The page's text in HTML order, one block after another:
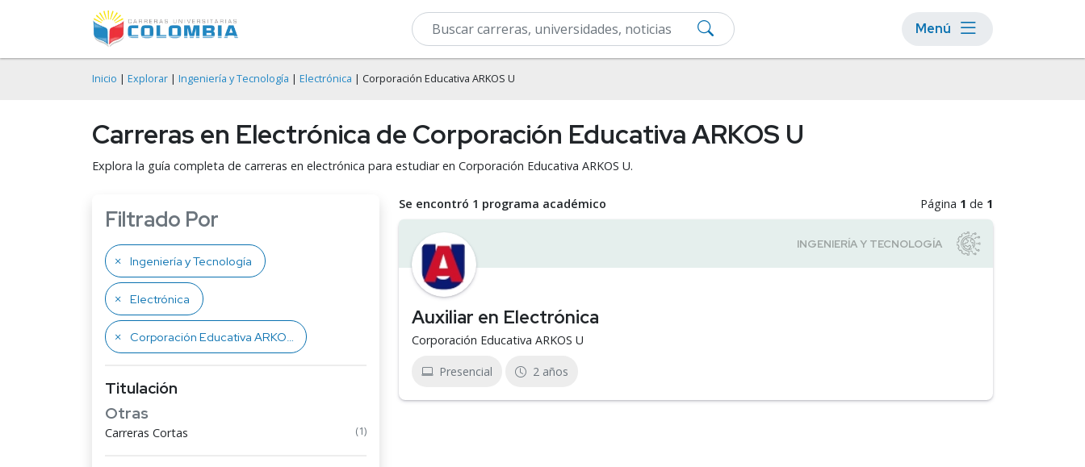
Menú
Inicio | Explorar | Ingeniería y Tecnología | Electrónica | Corporación Educativa ARKOS U
Carreras en Electrónica de Corporación Educativa ARKOS U
Explora la guía completa de carreras en electrónica para estudiar en Corporación Educativa ARKOS U.
Filtrado Por
Ingeniería y Tecnología
Electrónica
Corporación Educativa ARKOS U
Titulación
Otras
Carreras Cortas (1)
Se encontró 1 programa académico Página 1 de 1
Auxiliar en Electrónica
Corporación Educativa ARKOS U
Presencial 2 años